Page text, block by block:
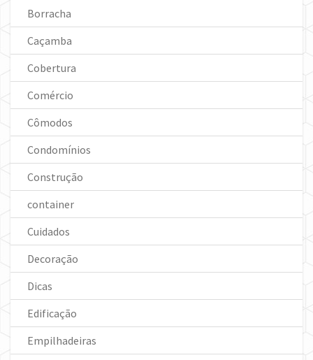
Borracha
Caçamba
Cobertura
Comércio
Cômodos
Condomínios
Construção
container
Cuidados
Decoração
Dicas
Edificação
Empilhadeiras